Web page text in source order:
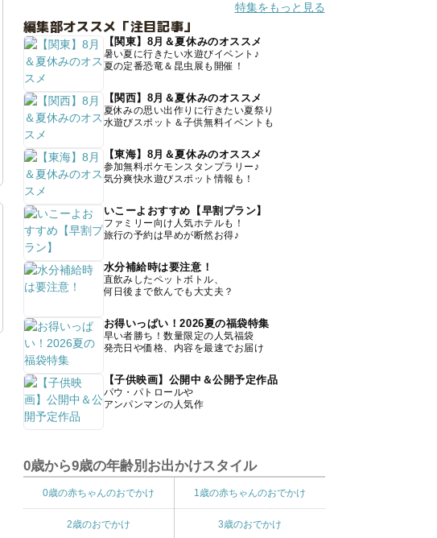
特集をもっと見る
編集部オススメ「注目記事」
【関東】8月＆夏休みのオススメ
暑い夏に行きたい水遊びイベント♪
夏の定番恐竜＆昆虫展も開催！
【関西】8月＆夏休みのオススメ
夏休みの思い出作りに行きたい夏祭り
水遊びスポット＆子供無料イベントも
【東海】8月＆夏休みのオススメ
参加無料ポケモンスタンプラリー♪
気分爽快水遊びスポット情報も！
いこーよおすすめ【早割プラン】
ファミリー向け人気ホテルも！
旅行の予約は早めが断然お得♪
水分補給時は要注意！
直飲みしたペットボトル、
何日後まで飲んでも大丈夫？
お得いっぱい！2026夏の福袋特集
早い者勝ち！数量限定の人気福袋
発売日や価格、内容を最速でお届け
【子供映画】公開中＆公開予定作品
パウ・パトロールや
アンパンマンの人気作
0歳から9歳の年齢別お出かけスタイル
0歳の赤ちゃんのおでかけ 1歳の赤ちゃんのおでかけ
2歳のおでかけ 3歳のおでかけ